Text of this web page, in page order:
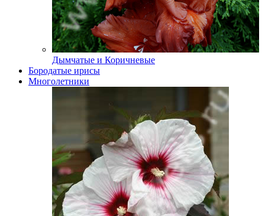
Дымчатые и Коричневые
Бородатые ирисы
Многолетники